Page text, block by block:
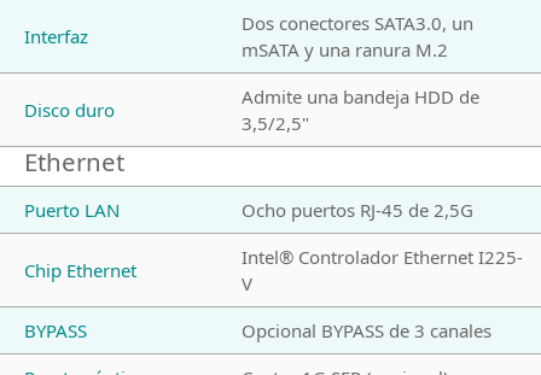
Interfaz
Dos conectores SATA3.0, un
mSATA y una ranura M.2
Disco duro
Admite una bandeja HDD de
3,5/2,5"
Ethernet
Puerto LAN Ocho puertos RJ-45 de 2,5G
Chip Ethernet
Intel® Controlador Ethernet I225-
V
BYPASS
Opcional BYPASS de 3 canales